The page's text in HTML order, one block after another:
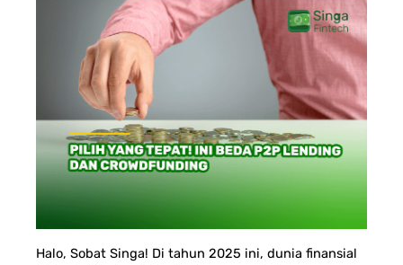
Halo, Sobat Singa! Di tahun 2025 ini, dunia finansial